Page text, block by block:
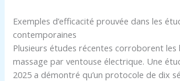
Exemples d’efficacité prouvée dans les
contemporaines
Plusieurs études récentes corroborent les
massage par ventouse électrique. Une
2025 a démontré qu’un protocole de dix